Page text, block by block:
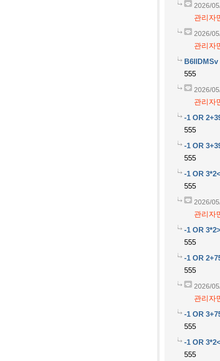
2026/
관리자
2026/
관리자
B6llDMSv
555
2026/
관리자
-1 OR
555
-1 OR
555
-1 OR
555
2026/
관리자
-1 OR
555
-1 OR
555
2026/
관리자
-1 OR
555
-1 OR
555